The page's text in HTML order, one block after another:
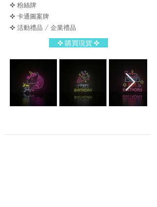
✜ 粉絲牌
✜ 卡通圖案牌
✜ 活動禮品 / 企業禮品
✜ 購買現貨 ✜